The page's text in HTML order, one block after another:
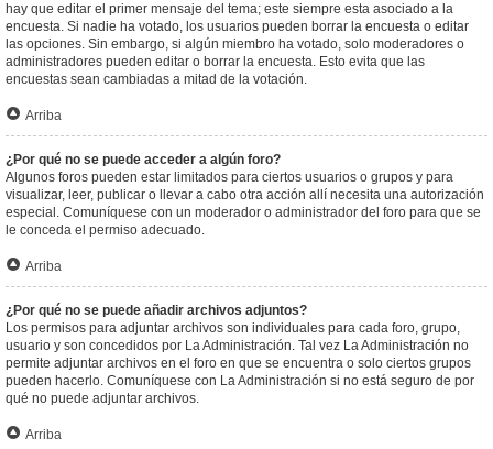
hay que editar el primer mensaje del tema; este siempre esta asociado a la
encuesta. Si nadie ha votado, los usuarios pueden borrar la encuesta o editar
las opciones. Sin embargo, si algún miembro ha votado, solo moderadores o
administradores pueden editar o borrar la encuesta. Esto evita que las
encuestas sean cambiadas a mitad de la votación.
Arriba
¿Por qué no se puede acceder a algún foro?
Algunos foros pueden estar limitados para ciertos usuarios o grupos y para
visualizar, leer, publicar o llevar a cabo otra acción allí necesita una autorización
especial. Comuníquese con un moderador o administrador del foro para que se
le conceda el permiso adecuado.
Arriba
¿Por qué no se puede añadir archivos adjuntos?
Los permisos para adjuntar archivos son individuales para cada foro, grupo,
usuario y son concedidos por La Administración. Tal vez La Administración no
permite adjuntar archivos en el foro en que se encuentra o solo ciertos grupos
pueden hacerlo. Comuníquese con La Administración si no está seguro de por
qué no puede adjuntar archivos.
Arriba